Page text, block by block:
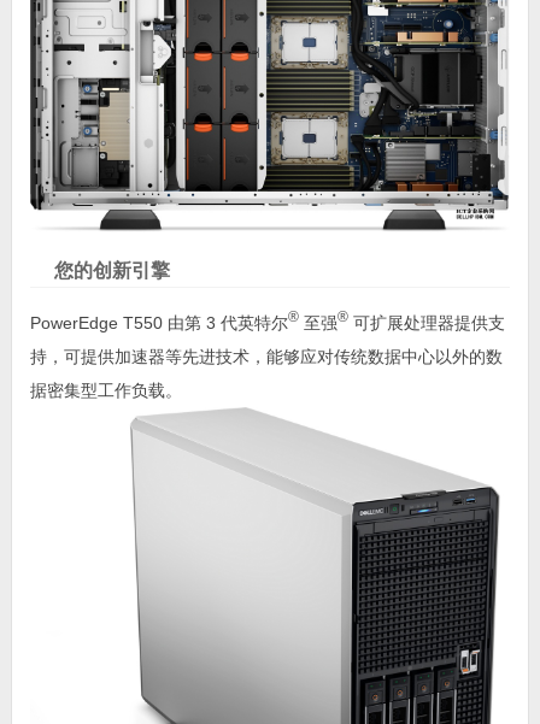
您的创新引擎
PowerEdge T550 由第 3 代英特尔®至强®可扩展处理器提供支
持，可提供加速器等先进技术，能够应对传统数据中心以外的数
据密集型工作负载。